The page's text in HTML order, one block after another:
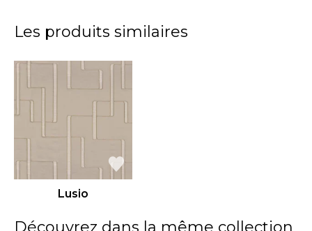
Les produits similaires
Lusio
Découvrez dans la même collection